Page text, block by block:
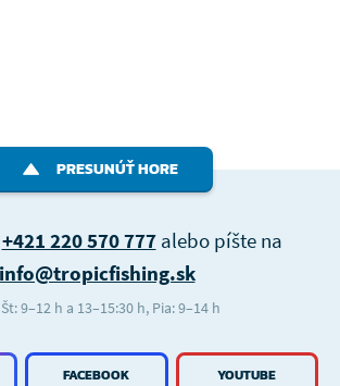
PRESUNÚŤ HORE
FACEBOOK YOUTUBE
+421 220 570 777alebo píšte na
info@tropicfishing.sk
9–12 h a 13–15:30 h, Pia: 9–14 h